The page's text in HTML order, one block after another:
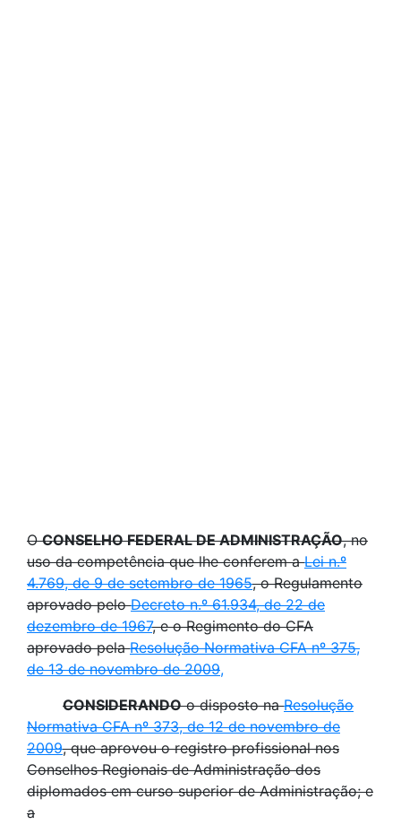
OCONSELHO FEDERAL DE ADMINISTRAÇÃO, no
uso da competência que lhe conferem aLei n.º
4.769, de 9 de setembro de 1965, o Regulamento
aprovado peloDecreto n.º 61.934, de 22 de
dezembro de 1967, e o Regimento do CFA
aprovado pelaResolução Normativa CFA nº 375,
de 13 de novembro de 2009,
CONSIDERANDOo disposto naResolução
Normativa CFA nº 373, de 12 de novembro de
2009, que aprovou o registro profissional nos
Conselhos Regionais de Administração dos
diplomados em curso superior de Administração; e
a